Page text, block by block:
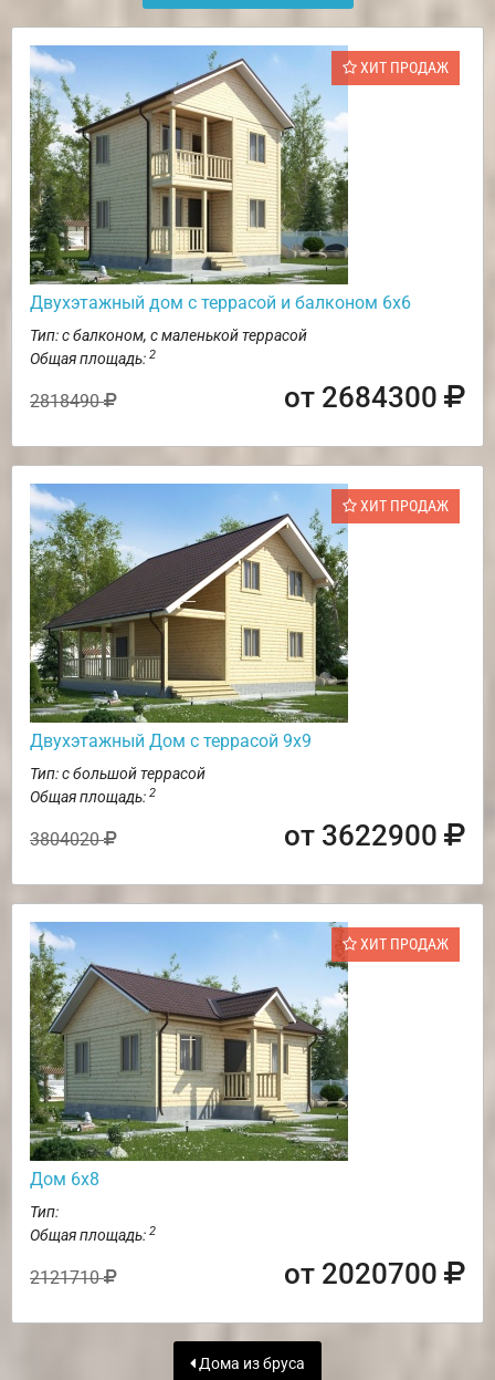
ХИТ ПРОДАЖ
Двухэтажный дом с террасой и балконом 6х6
Тип: с балконом, с маленькой террасой
Общая площадь: 2
2818490 от 2684300
ХИТ ПРОДАЖ
Двухэтажный Дом с террасой 9х9
Тип: с большой террасой
Общая площадь: 2
3804020 от 3622900
ХИТ ПРОДАЖ
Дом 6х8
Тип:
Общая площадь: 2
2121710 от 2020700
Дома из бруса